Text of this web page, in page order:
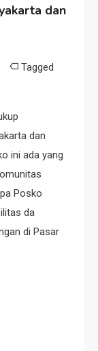
dan
Tagged
dan
ini ada yang
Posko
da
di Pasar